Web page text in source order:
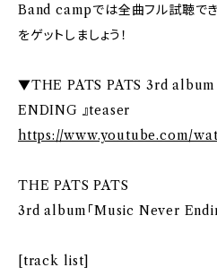
Band campでは全曲フル試聴でき
をゲットしましょう！
▼THE PATS PATS 3rd album
ENDING 』teaser
https://www.youtube.com/
THE PATS PATS
3rd album「Music Never
[track list]